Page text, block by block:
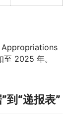
2025 年。
到“递报表”